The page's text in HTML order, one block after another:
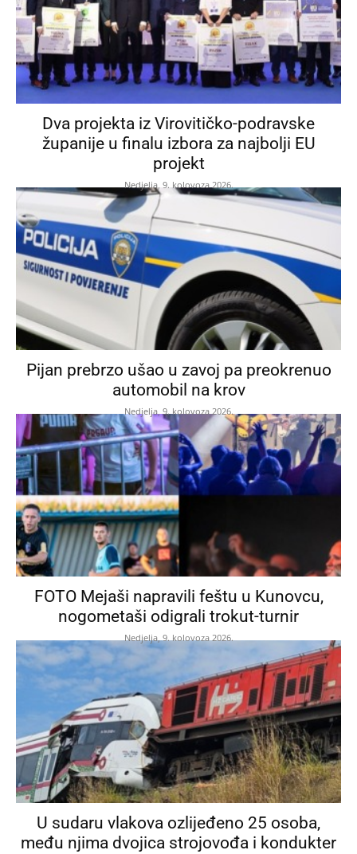
Dva projekta iz Virovitičko-podravske
županije u finalu izbora za najbolji EU
projekt
Nedjelja, 9. kolovoza 2026.
Pijan prebrzo ušao u zavoj pa preokrenuo
automobil na krov
Nedjelja, 9. kolovoza 2026.
FOTO Mejaši napravili feštu u Kunovcu,
nogometaši odigrali trokut-turnir
Nedjelja, 9. kolovoza 2026.
U sudaru vlakova ozlijeđeno 25 osoba,
među njima dvojica strojovođa i kondukter